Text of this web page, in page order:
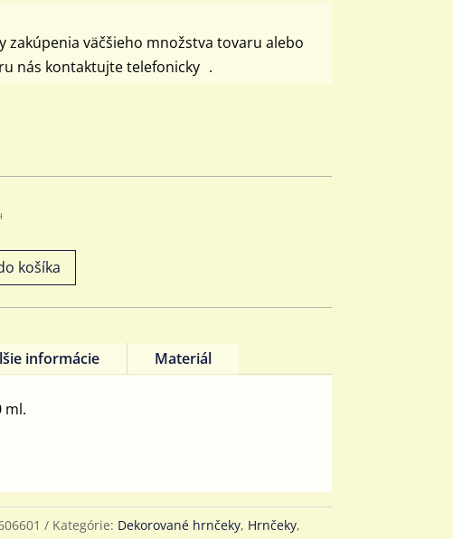
zakúpenia väčšieho množstva tovaru alebo
nás kontaktujte telefonicky .
košíka
informácie Materiál
ml.
Kategórie: Dekorované hrnčeky, Hrnčeky,